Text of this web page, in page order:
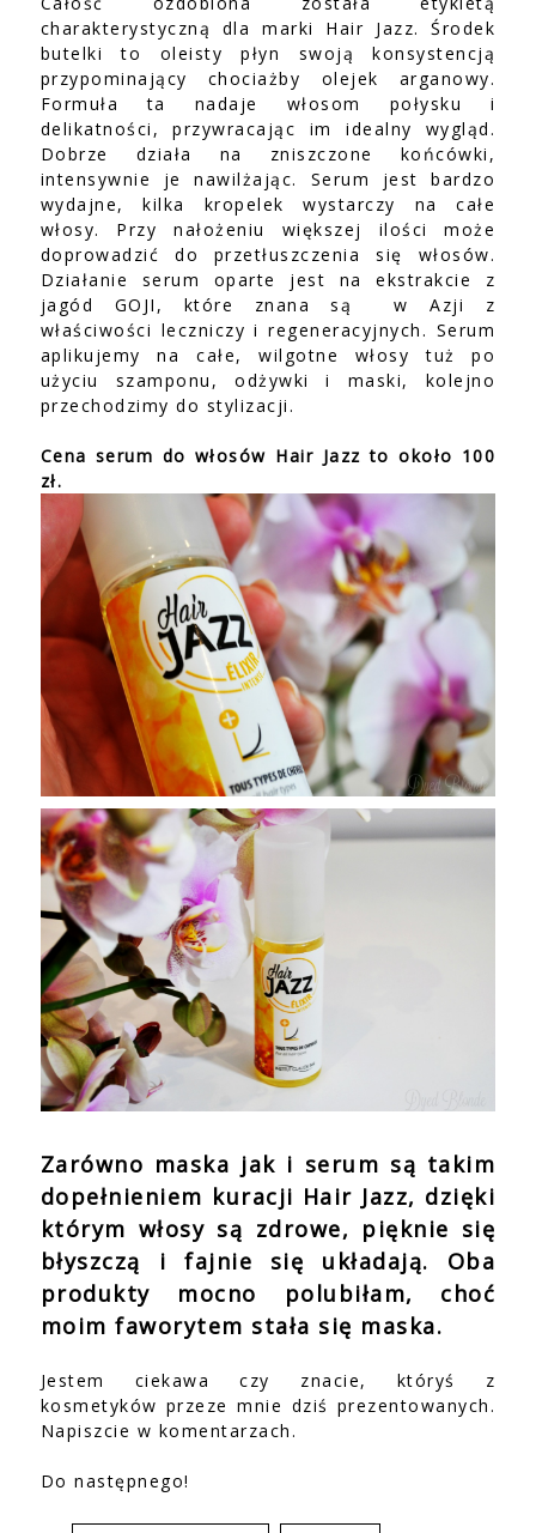
charakterystyczną dla marki Hair Jazz. Środek
butelki to oleisty płyn swoją konsystencją
przypominający chociażby olejek arganowy.
Formuła ta nadaje włosom połysku i
delikatności, przywracając im idealny wygląd.
Dobrze działa na zniszczone końcówki,
intensywnie je nawilżając. Serum jest bardzo
wydajne, kilka kropelek wystarczy na całe
włosy. Przy nałożeniu większej ilości może
doprowadzić do przetłuszczenia się włosów.
Działanie serum oparte jest na ekstrakcie z
jagód GOJI, które znana są
w Azji z
właściwości leczniczy i regeneracyjnych. Serum
aplikujemy na całe, wilgotne włosy tuż po
użyciu szamponu, odżywki i maski, kolejno
przechodzimy do stylizacji.
Cena serum do włosów Hair Jazz to około 100
zł.
Zarówno maska jak i serum są takim
dopełnieniem kuracji Hair Jazz, dzięki
którym włosy są zdrowe, pięknie się
błyszczą i fajnie się układają. Oba
produkty mocno polubiłam, choć
moim faworytem stała się maska.
Jestem ciekawa czy znacie, któryś z
kosmetyków przeze mnie dziś prezentowanych.
Napiszcie w komentarzach.
Do następnego!